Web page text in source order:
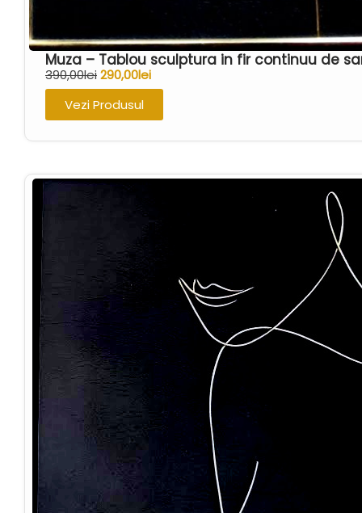
Muza – Tablou sculptura in fir continuu de
390,00lei290,00lei
Vezi Produsul